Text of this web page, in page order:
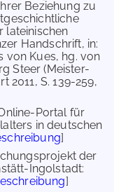
Beziehung zu
lateinischen
Handschrift, in:
von Kues, hg. von
Steer (Meister-
2011, S. 139-259,
Portal für
in deutschen
]
der
Ingolstadt:
]